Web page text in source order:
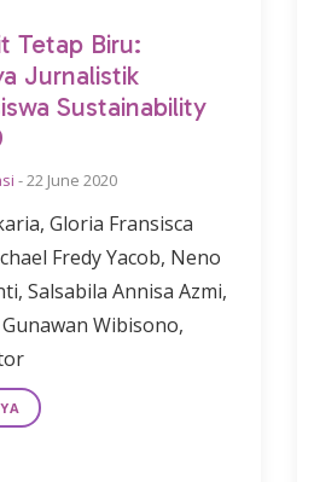
Tetap Biru:
Jurnalistik
Sustainability
-22 June 2020
Gloria Fransisca
Fredy Yacob, Neno
Salsabila Annisa Azmi,
Wibisono,